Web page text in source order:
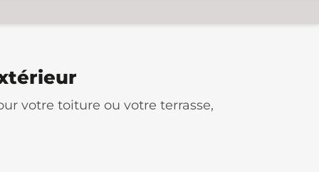
votre toiture ou votre terrasse,